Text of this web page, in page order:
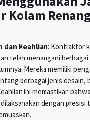
Kolam
dan Keahlian: Kontraktor
telah menangani berbagai
Mereka memiliki
berbagai jenis desain,
ini memastikan
dengan presisi